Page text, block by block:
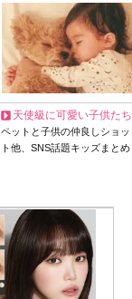
天使級に可愛い子供たち
ペットと子供の仲良しショッ
ト他、SNS話題キッズまとめ